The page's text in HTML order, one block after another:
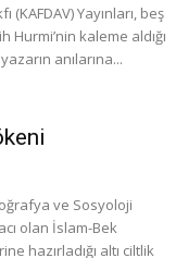
(KAFDAV) Yayınları, beş
kaleme aldığı
anılarına...
ve Sosyoloji
olan İslam-Bek
hazırladığı altı ciltlik